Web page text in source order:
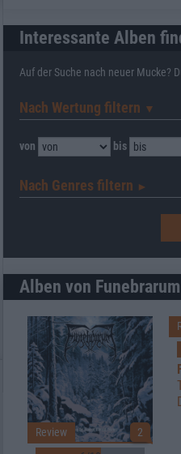
Interessante Alben
Auf der Suche nach neuer Mucke?
Nach Wertung filtern ▼︎
von bis
Nach Genres filtern ►︎
Alben von Funebrarum
Review 2